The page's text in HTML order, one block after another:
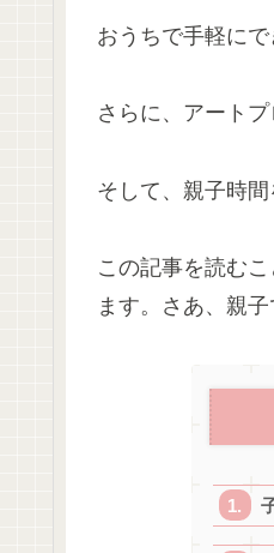
おうちで手軽に
さらに、アート
そして、親子時
この記事を読む
ます。さあ、親